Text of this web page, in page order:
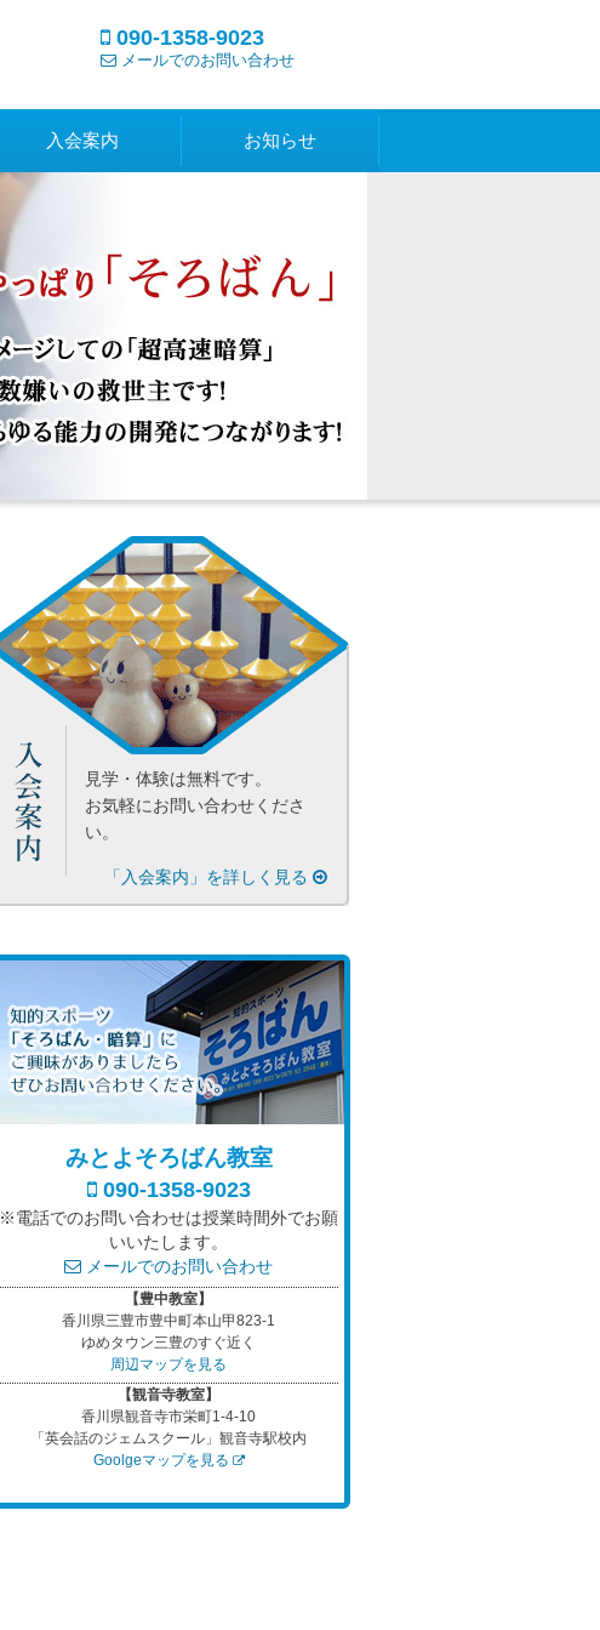
090-1358-9023
メールでのお問い合わせ
入会案内 お知らせ
見学・体験は無料です。
お気軽にお問い合わせくださ
い。
「入会案内」を詳しく見る
みとよそろばん教室
090-1358-9023
※電話でのお問い合わせは授業時間外でお願
いいたします。
メールでのお問い合わせ
【豊中教室】
香川県三豊市豊中町本山甲823-1
ゆめタウン三豊のすぐ近く
周辺マップを見る
【観音寺教室】
香川県観音寺市栄町1-4-10
「英会話のジェムスクール」観音寺駅校内
Goolgeマップを見る